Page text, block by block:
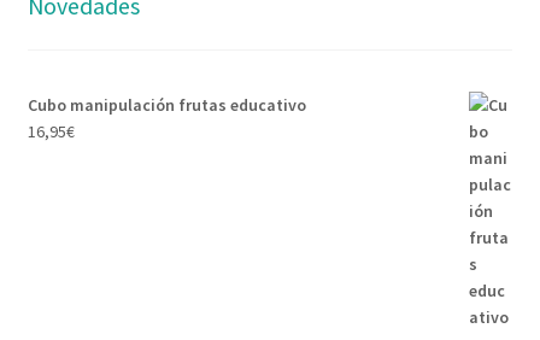
Cubo manipulación frutas educativo
16,95€